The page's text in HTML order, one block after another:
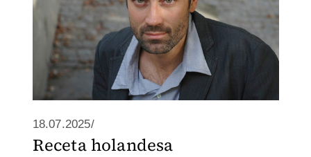
18.07.2025/
Receta holandesa